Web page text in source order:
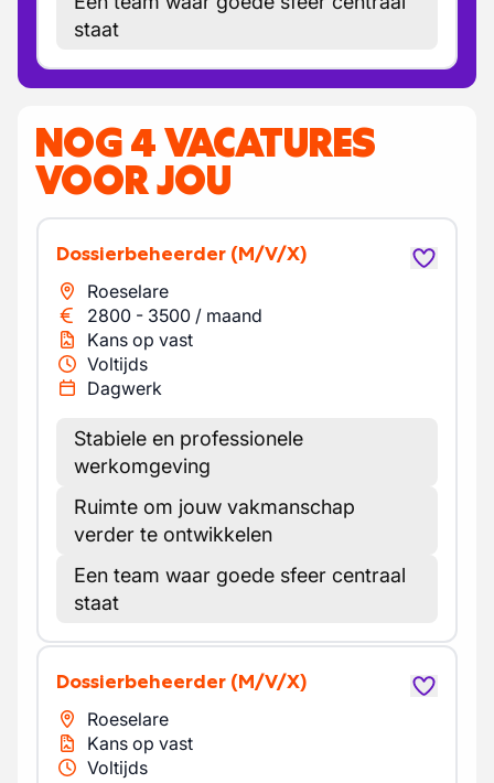
staat
NOG 4 VACATURES
VOOR JOU
Dossierbeheerder (M/V/X)
Roeselare
2800 - 3500 / maand
Kans op vast
Voltijds
Dagwerk
Stabiele en professionele
werkomgeving
Ruimte om jouw vakmanschap
verder te ontwikkelen
Een team waar goede sfeer centraal
staat
Dossierbeheerder (M/V/X)
Roeselare
Kans op vast
Voltijds